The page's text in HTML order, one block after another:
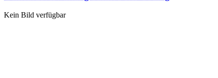
Kein Bild verfügbar